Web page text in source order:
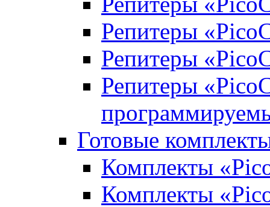
Репитеры
Репитеры
Репитеры
Готовые
Комплекты
Комплекты